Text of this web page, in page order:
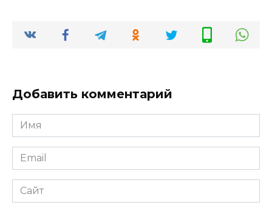
Добавить комментарий
Имя
*
Email
*
Сайт